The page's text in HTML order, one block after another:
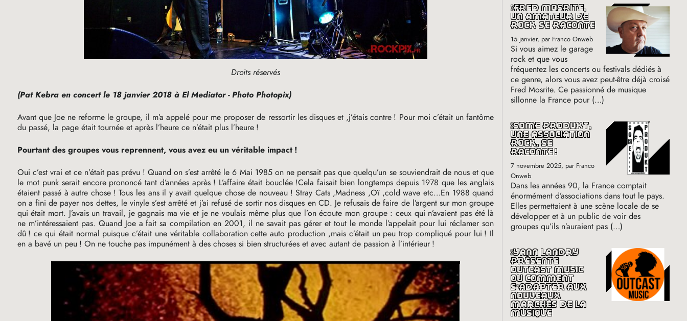
Droits réservés
(Pat Kebra en concert le 18 janvier 2018 à El Mediator - Photo Photopix)
Avant que Joe ne reforme le groupe, il m’a appelé pour me proposer de ressortir les disques et ,j’étais contre ! Pour moi c’était un fantôme
du passé, la page était tournée et après l’heure ce n’était plus l’heure !
Pourtant des groupes vous reprennent, vous avez eu un véritable impact !
Oui c’est vrai et ce n’était pas prévu ! Quand on s’est arrêté le 6 Mai 1985 on ne pensait pas que quelqu’un se souviendrait de nous et que
le mot punk serait encore prononcé tant d’années après ! L’affaire était bouclée !Cela faisait bien longtemps depuis 1978 que les anglais
étaient passé à autre chose ! Tous les ans il y avait quelque chose de nouveau ! Stray Cats ,Madness ,Oï ,cold wave etc…En 1988 quand
on a fini de payer nos dettes, le vinyle s’est arrêté et j’ai refusé de sortir nos disques en CD. Je refusais de faire de l’argent sur mon groupe
qui était mort. J’avais un travail, je gagnais ma vie et je ne voulais même plus que l’on écoute mon groupe : ceux qui n’avaient pas été là
ne m’intéressaient pas. Quand Joe a fait sa compilation en 2001, il ne savait pas gérer et tout le monde l’appelait pour lui réclamer son
dû ! ce qui était normal puisque c’était une véritable collaboration cette auto production ,mais c’était un peu trop compliqué pour lui ! Il
en a bavé un peu ! On ne touche pas impunément à des choses si bien structurées et avec autant de passion à l’intérieur !
fred mosrite,
un amateur de
rock se raconte
15 janvier, par Franco Onweb
Si vous aimez le garage
rock et que vous
fréquentez les concerts ou festivals dédiés à
ce genre, alors vous avez peut-être déjà croisé
Fred Mosrite. Ce passionné de musique
sillonne la France pour (…)
some produkt,
une association
rock, se
raconte !
7 novembre 2025, par Franco
Onweb
Dans les années 90, la France comptait
énormément d’associations dans tout le pays.
Elles permettaient à une scène locale de se
développer et à un public de voir des
groupes qu’ils n’auraient pas (…)
yann landry
présente
outcast music
où comment
s’adapter aux
nouveaux
marchés de la
musique